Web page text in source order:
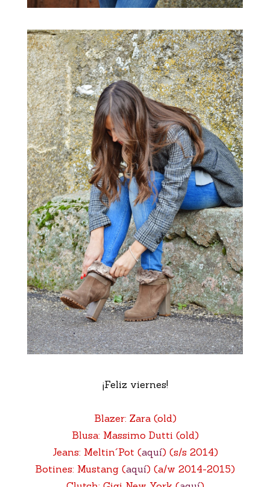
¡Feliz viernes!
Blazer: Zara (old)
Blusa: Massimo Dutti (old)
Jeans: Meltin´Pot (aquí) (s/s 2014)
Botines: Mustang (aquí) (a/w 2014-2015)